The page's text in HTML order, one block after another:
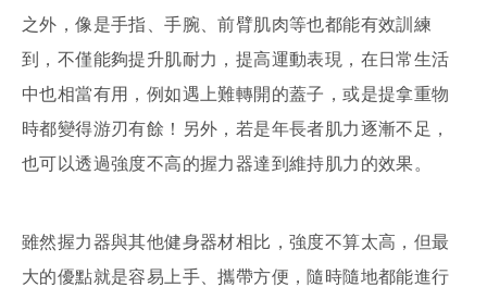
之外，像是手指、手腕、前臂肌肉等也都能有效訓練
到，不僅能夠提升肌耐力，提高運動表現，在日常生活
中也相當有用，例如遇上難轉開的蓋子，或是提拿重物
時都變得游刃有餘！另外，若是年長者肌力逐漸不足，
也可以透過強度不高的握力器達到維持肌力的效果。
雖然握力器與其他健身器材相比，強度不算太高，但最
大的優點就是容易上手、攜帶方便，隨時隨地都能進行